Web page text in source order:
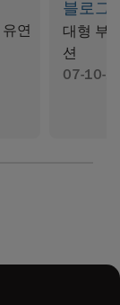
연
블로그
대형 부
션
07-10-